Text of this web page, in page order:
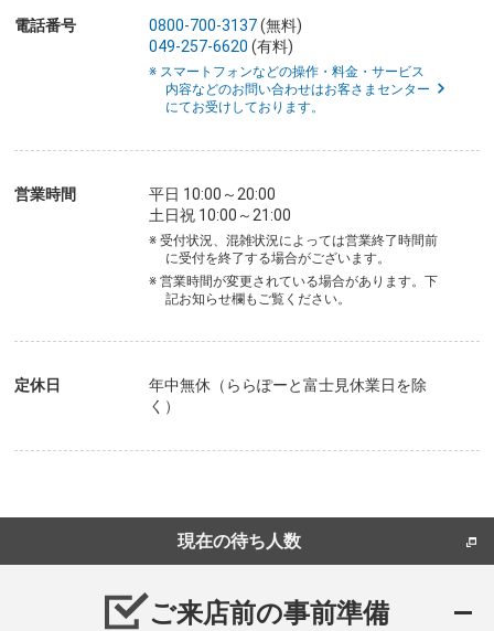
電話番号 0800-700-3137(無料)
049-257-6620 (有料)
※ スマートフォンなどの操作・料金・サービス
内容などのお問い合わせはお客さまセンター
にてお受けしております。
営業時間
平日 10:00～20:00
土日祝 10:00～21:00
※ 受付状況、混雑状況によっては営業終了時間前
に受付を終了する場合がございます。
※ 営業時間が変更されている場合があります。下
記お知らせ欄もご覧ください。
定休日
年中無休（ららぽーと富士見休業日を除
く）
現在の待ち人数
ご来店前の事前準備